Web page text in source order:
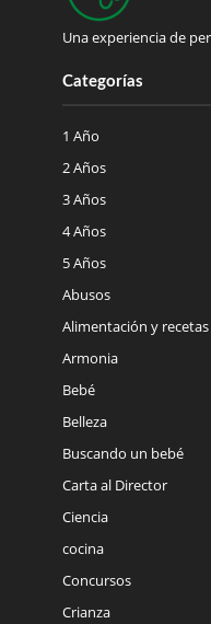
Una experiencia de
Categorías
1 Año
2 Años
3 Años
4 Años
5 Años
Abusos
Alimentación y recetas
Armonia
Bebé
Belleza
Buscando un bebé
Carta al Director
Ciencia
cocina
Concursos
Crianza